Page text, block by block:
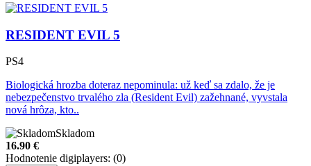
RESIDENT EVIL 5
PS4
Biologická hrozba doteraz nepominula: už keď sa zdalo, že je
nebezpečenstvo trvalého zla (Resident Evil) zažehnané, vyvstala
nová hrôza, kto..
Skladom
16.90 €
Hodnotenie digiplayers: (0)